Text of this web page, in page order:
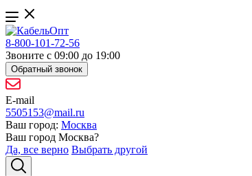
8-800-101-72-56
Звоните с 09:00 до 19:00
Обратный звонок
E-mail
5505153@mail.ru
Ваш город: Москва
Ваш город Москва?
Да, все верно Выбрать другой